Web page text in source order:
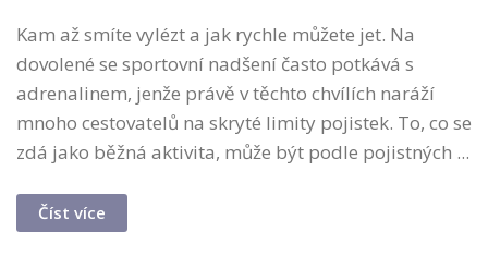
Kam až smíte vylézt a jak rychle můžete jet. Na
dovolené se sportovní nadšení často potkává s
adrenalinem, jenže právě v těchto chvílích naráží
mnoho cestovatelů na skryté limity pojistek. To, co se
zdá jako běžná aktivita, může být podle pojistných ...
Číst více